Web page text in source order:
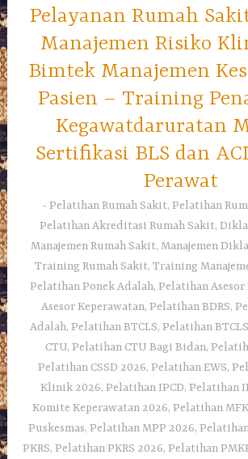
Pelayanan Rumah
Manajemen Risiko
Bimtek Manajemen
Pasien – Training
Kegawatdaruratan
Sertifikasi BLS dan
Perawat
Pelatihan Rumah Sakit, Pelatihan
Pelatihan Akreditasi Rumah Sakit,
Manajemen Rumah Sakit, Manajemen
Training Rumah Sakit, Training
Pelatihan Ponek Adalah, Pelatihan
Asesor Keperawatan, Pelatihan BDRS,
Adalah, Pelatihan BTCLS, Pelatihan
CTU, Pelatihan CTU Bagi Bidan,
Pelatihan CSSD 2026, Pelatihan EWS,
Klinik 2026, Pelatihan IPCD, Pelatihan
Komite Keperawatan 2026, Pelatihan
Puskesmas, Pelatihan MPP 2026,
PKRS, Pelatihan PKRS 2026, Pelatihan